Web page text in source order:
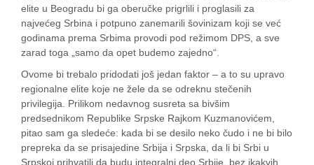
elite u Beogradu bi ga oberučke prigrlili i proglasili za
najvećeg Srbina i potpuno zanemarili šovinizam koji se već
godinama prema Srbima provodi pod režimom DPS, a sve
zarad toga „samo da opet budemo zajedno“.
Ovome bi trebalo pridodati još jedan faktor – a to su upravo
regionalne elite koje ne žele da se odreknu stečenih
privilegija. Prilikom nedavnog susreta sa bivšim
predsednikom Republike Srpske Rajkom Kuzmanovićem,
pitao sam ga sledeće: kada bi se desilo neko čudo i ne bi bilo
prepreka da se prisajedine Srbija i Srpska, da li bi Srbi u
Srpskoj prihvatili da budu integralni deo Srbije, bez ikakvih